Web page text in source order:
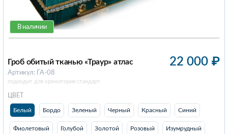
В наличии
Гроб обитый тканью «Траур» атлас
Артикул: ГА-08
подходит для крематория стандарт
22 000 ₽
ЦВЕТ
Белый Бордо Зеленый Черный Красный Синий
Фиолетовый Голубой Золотой Розовый Изумрудный